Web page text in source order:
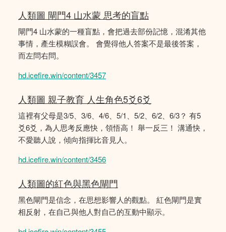
人類圖 閘門4 山水蒙 思考的盲點
閘門4 山水蒙的一種盲點，會把過去部份記憶，混淆其他
事情，產生模糊誤會。 會覺得他人答案不是最後答案，
而左問右問。
hd.icefire.win/content/3457
人類圖 親子教育 人生角色5爻6爻
這裡有父母是3/5、3/6、4/6、5/1、5/2、6/2、6/3？ 有5
爻6爻，為人思考反應快，領悟高！ 舉一反三！ 溝通快，
不愛聽人說，傾向指揮比音見人。
hd.icefire.win/content/3456
人類圖的紅色與黑色閘門
黑色閘門是信念，在思想影響人的觀點。 紅色閘門是實
相反射，在自己與他人對自己的互動中顯示。